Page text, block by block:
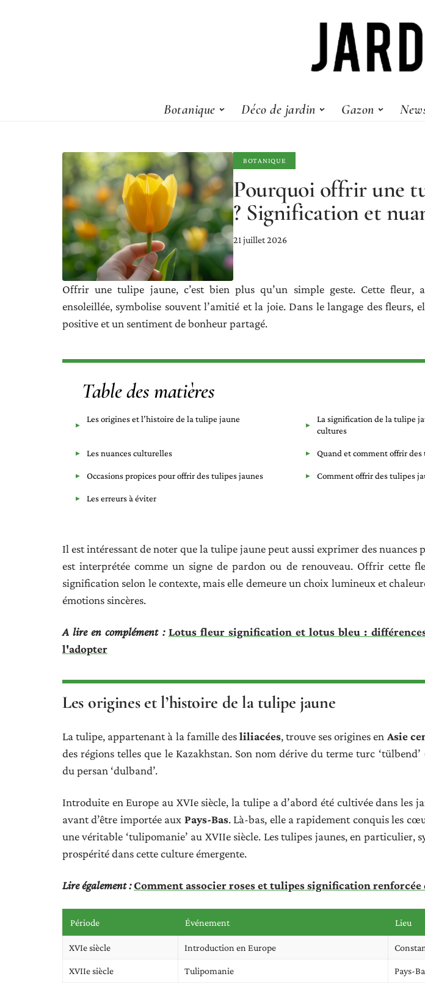
Botanique Déco de jardin Gazon
BOTANIQUE
Pourquoi offrir une
? Signification et
21 juillet 2026
Offrir une tulipe jaune, c’est bien plus qu’un simple geste. Cette fleur,
ensoleillée, symbolise souvent l’amitié et la joie. Dans le langage des fleurs,
positive et un sentiment de bonheur partagé.
Table des matières
Les origines et l’histoire de la tulipe jaune
La signification de la tulipe
cultures
Les nuances culturelles Quand et comment offrir des
Occasions propices pour offrir des tulipes jaunes Comment offrir des tulipes
Les erreurs à éviter
Il est intéressant de noter que la tulipe jaune peut aussi exprimer des nuances
est interprétée comme un signe de pardon ou de renouveau. Offrir cette
signification selon le contexte, mais elle demeure un choix lumineux et
émotions sincères.
A lire en complément : Lotus fleur signification et lotus bleu :
l'adopter
Les origines et l’histoire de la tulipe jaune
La tulipe, appartenant à la famille desliliacées, trouve ses origines en Asie
des régions telles que le Kazakhstan. Son nom dérive du terme turc
du persan ‘dulband’.
Introduite en Europe au XVIe siècle, la tulipe a d’abord été cultivée dans les
avant d’être importée aux Pays-Bas. Là-bas, elle a rapidement conquis les
une véritable ‘tulipomanie’ au XVIIe siècle. Les tulipes jaunes, en particulier,
prospérité dans cette culture émergente.
Lire également :Comment associer roses et tulipes signification renforcée
Période Événement Lieu
XVIe siècle Introduction en Europe
XVIIe siècle Tulipomanie Pays-